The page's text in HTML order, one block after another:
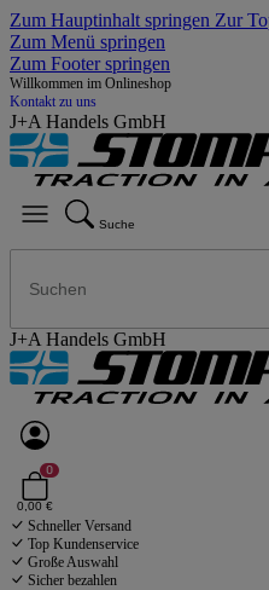
Zum Hauptinhalt springen Zur
Zum Menü springen
Zum Footer springen
Willkommen im Onlineshop
Kontakt zu uns
J+A Handels GmbH
Suche
J+A Handels GmbH
0
0,00 €
Schneller Versand
Top Kundenservice
Große Auswahl
Sicher bezahlen